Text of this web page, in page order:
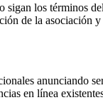
los términos
de la asociación
anunciando
en línea